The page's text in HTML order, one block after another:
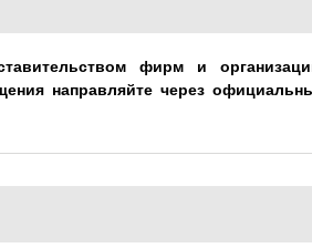
фирм и
направляйте через